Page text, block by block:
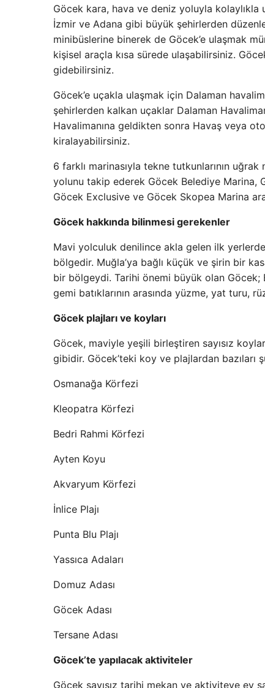
Göcek kara, hava ve deniz yoluyla kolaylıkla
İzmir ve Adana gibi büyük şehirlerden
minibüslerine binerek de Göcek’e ulaşmak
kişisel araçla kısa sürede ulaşabilirsiniz.
gidebilirsiniz.
Göcek’e uçakla ulaşmak için Dalaman
şehirlerden kalkan uçaklar Dalaman
Havalimanına geldikten sonra Havaş veya
kiralayabilirsiniz.
6 farklı marinasıyla tekne tutkunlarının
yolunu takip ederek Göcek Belediye Marina,
Göcek Exclusive ve Göcek Skopea Marina
Göcek hakkında bilinmesi gerekenler
Mavi yolculuk denilince akla gelen ilk
bölgedir. Muğla’ya bağlı küçük ve şirin bir
bir bölgeydi. Tarihi önemi büyük olan Göcek;
gemi batıklarının arasında yüzme, yat turu,
Göcek plajları ve koyları
Göcek, maviyle yeşili birleştiren sayısız
gibidir. Göcek’teki koy ve plajlardan bazıları
Osmanağa Körfezi
Kleopatra Körfezi
Bedri Rahmi Körfezi
Ayten Koyu
Akvaryum Körfezi
İnlice Plajı
Punta Blu Plajı
Yassıca Adaları
Domuz Adası
Göcek Adası
Tersane Adası
Göcek’te yapılacak aktiviteler
Göcek sayısız tarihi mekan ve aktiviteye ev